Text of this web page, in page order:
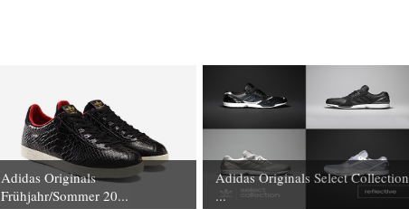
Adidas Originals
Frühjahr/Sommer 20...
Adidas Originals Select Collection
...